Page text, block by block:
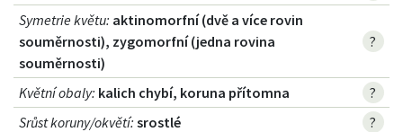
Symetrie květu: aktinomorfní (dvě a více rovin
souměrnosti), zygomorfní (jedna rovina
souměrnosti)
?
Květní obaly: kalich chybí, koruna přítomna
?
Srůst koruny/okvětí: srostlé
?